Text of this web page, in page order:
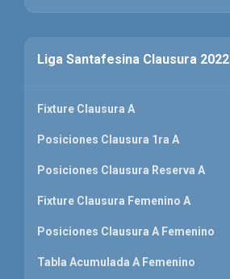
Liga Santafesina Clausura 2022
Fixture Clausura A
Posiciones Clausura 1ra A
Posiciones Clausura Reserva A
Fixture Clausura Femenino A
Posiciones Clausura A Femenino
Tabla Acumulada A Femenino